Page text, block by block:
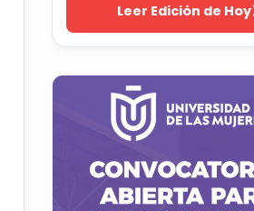
Leer Edición de Hoy